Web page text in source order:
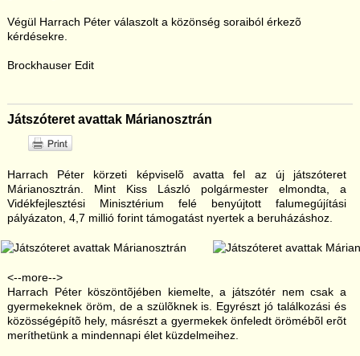
Végül Harrach Péter válaszolt a közönség soraiból érkezõ
kérdésekre.
Brockhauser Edit
Játszóteret avattak Márianosztrán
Harrach Péter körzeti képviselõ avatta fel az új játszóteret
Márianosztrán. Mint Kiss László polgármester elmondta, a
Vidékfejlesztési Minisztérium felé benyújtott falumegújítási
pályázaton, 4,7 millió forint támogatást nyertek a beruházáshoz.
<--more-->
Harrach Péter köszöntõjében kiemelte, a játszótér nem csak a
gyermekeknek öröm, de a szülõknek is. Egyrészt jó találkozási és
közösségépítõ hely, másrészt a gyermekek önfeledt örömébõl erõt
meríthetünk a mindennapi élet küzdelmeihez.